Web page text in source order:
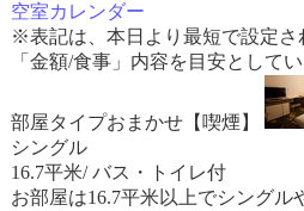
空室カレンダー
※表記は、本日より最短で設定さ
「金額/食事」内容を目安としてい
部屋タイプおまかせ【喫煙】
シングル
16.7平米/ バス・トイレ付
お部屋は16.7平米以上でシングル